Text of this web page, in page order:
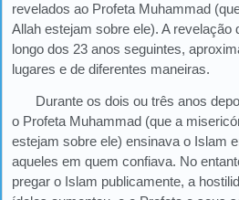
revelados ao Profeta Muhammad
Allah estejam sobre ele). A revelação
longo dos 23 anos seguintes,
lugares e de diferentes maneiras.
Durante os dois ou três anos
o Profeta Muhammad (que a
estejam sobre ele) ensinava o Islam
aqueles em quem confiava. No
pregar o Islam publicamente, a